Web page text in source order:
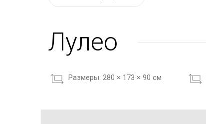
Лулео
Размеры: 280 × 173 × 90 см